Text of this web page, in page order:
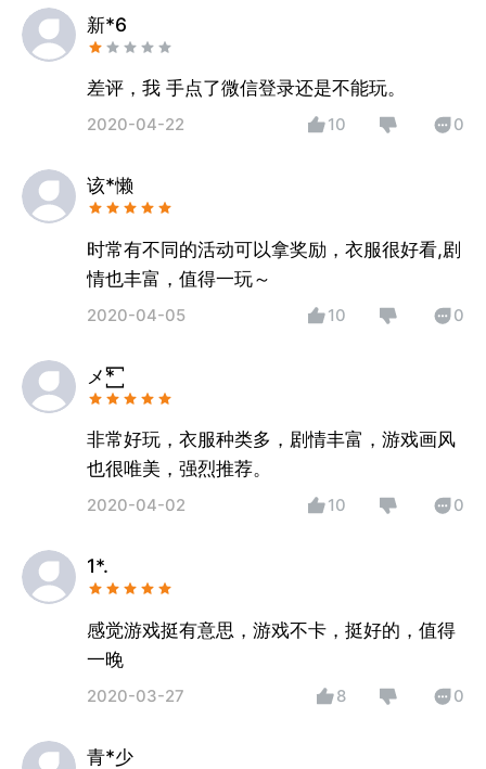
新*6
差评，我 手点了微信登录还是不能玩。
2020-04-22 10 0
该*懒
时常有不同的活动可以拿奖励，衣服很好看,剧
情也丰富，值得一玩～
2020-04-05 10 0
メ*꙱
非常好玩，衣服种类多，剧情丰富，游戏画风
也很唯美，强烈推荐。
2020-04-02 10 0
1*.
感觉游戏挺有意思，游戏不卡，挺好的，值得
一晚
2020-03-27 8 0
青*少